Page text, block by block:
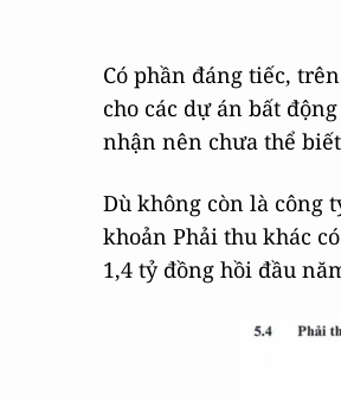
Có phần đáng tiếc,
cho các dự án bất
nhận nên chưa thể
Dù không còn là công
khoản Phải thu khác
1,4 tỷ đồng hồi đầu